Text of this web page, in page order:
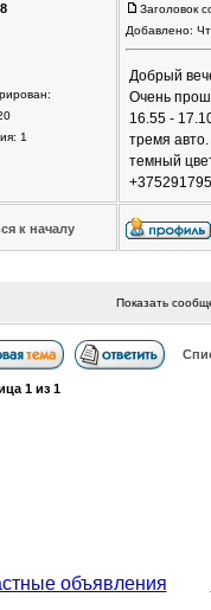
1
Заголовок
Добавлено:
Добрый
Очень
16.55 -
тремя
темный
к началу
Показать
1из 1
объявления